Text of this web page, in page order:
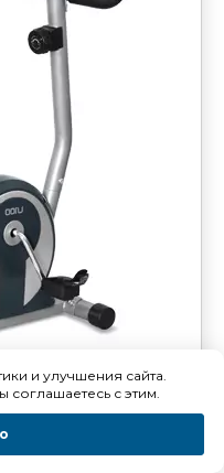
4 кг
и улучшения сайта.
соглашаетесь с этим.